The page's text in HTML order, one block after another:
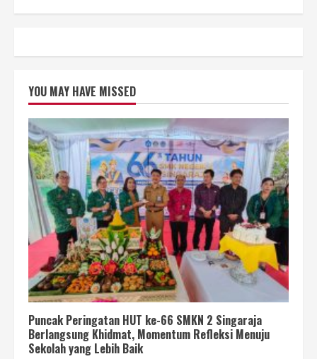
YOU MAY HAVE MISSED
Puncak Peringatan HUT ke-66 SMKN 2 Singaraja
Berlangsung Khidmat, Momentum Refleksi Menuju
Sekolah yang Lebih Baik